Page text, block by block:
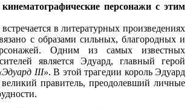
персонажи с этим
в литературных произведениях
с образами сильных, благородных и
Одним из самых известных
является Эдуард, главный герой
III». В этой трагедии король Эдуард
правитель, преодолевший личные